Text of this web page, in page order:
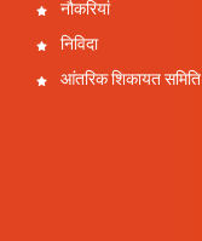
नौकरियां
निविदा
आंतरिक शिकायत समिति